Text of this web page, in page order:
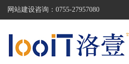
网站建设咨询： 0755-27957080